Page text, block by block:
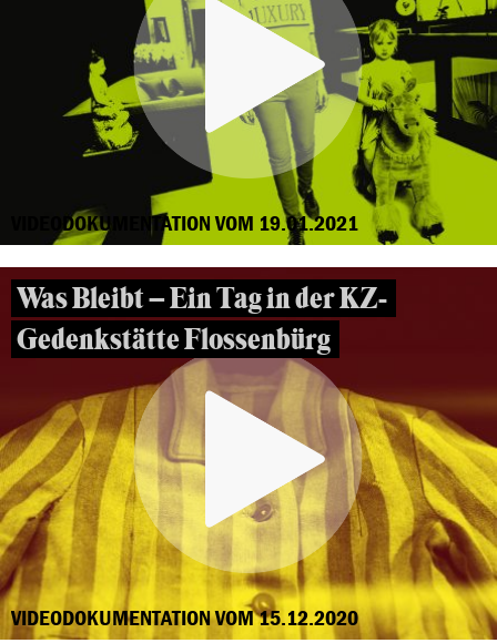
VIDEODOKUMENTATION VOM 19.01.2021
Was Bleibt – Ein Tag in der KZ-
Gedenkstätte Flossenbürg
VIDEODOKUMENTATION VOM 15.12.2020